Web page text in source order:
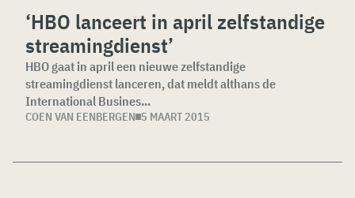
‘HBO lanceert in april zelfstandige
streamingdienst’
HBO gaat in april een nieuwe zelfstandige
streamingdienst lanceren, dat meldt althans de
International Busines...
COEN VAN EENBERGEN 5 MAART 2015